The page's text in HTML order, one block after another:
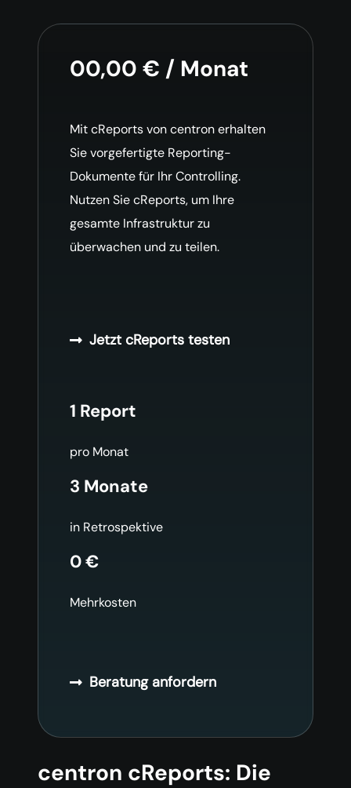
00,00 € / Monat
Mit cReports von centron erhalten
Sie vorgefertigte Reporting-
Dokumente für Ihr Controlling.
Nutzen Sie cReports, um Ihre
gesamte Infrastruktur zu
überwachen und zu teilen.
Jetzt cReports testen
1 Report
pro Monat
3 Monate
in Retrospektive
0 €
Mehrkosten
Beratung anfordern
centron cReports: Die